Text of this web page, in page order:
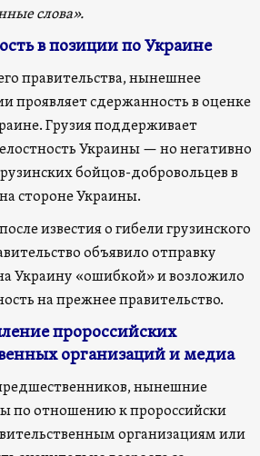
слова».
в позиции по Украине
правительства, нынешнее
проявляет сдержанность в оценке
Грузия поддерживает
Украины — но негативно
бойцов-добровольцев в
стороне Украины.
известия о гибели грузинского
объявило отправку
Украину «ошибкой» и возложило
на прежнее правительство.
пророссийских
организаций и медиа
нынешние
по отношению к пророссийски
организациям или